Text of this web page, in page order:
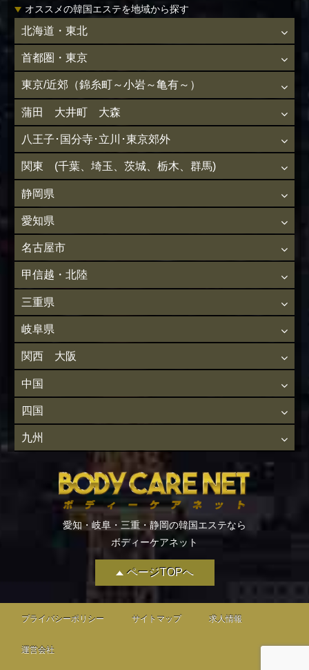
ページTOPへ
オススメの韓国エステを地域から探す
北海道・東北
首都圏・東京
東京/近郊（錦糸町～小岩～亀有～）
蒲田 大井町 大森
八王子･国分寺･立川･東京郊外
関東 (千葉、埼玉、茨城、栃木、群馬)
静岡県
愛知県
名古屋市
甲信越・北陸
三重県
岐阜県
関西 大阪
中国
四国
九州
愛知・岐阜・三重・静岡の韓国エステなら
ボディーケアネット
プライバシーポリシー サイトマップ 求人情報
運営会社